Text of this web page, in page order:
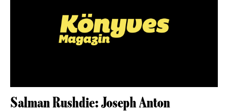
Salman Rushdie: Joseph Anton